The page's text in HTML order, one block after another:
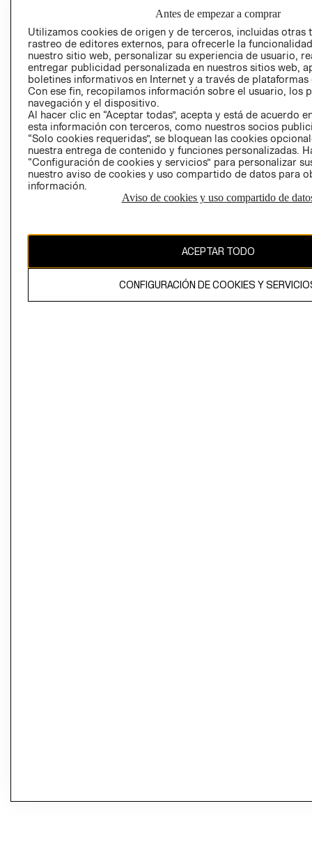
AVISO DE
PRIVACIDAD
GIFT CARD
El contenido de esta página web está protegido por copyright y es
propiedad de H&M Hennes & Mauritz AB
Antes de empezar a comprar
Utilizamos cookies de origen y de terceros, incluidas otras
rastreo de editores externos, para ofrecerle la
nuestro sitio web, personalizar su experiencia de usuario,
entregar publicidad personalizada en nuestros sitios web,
boletines informativos en Internet y a través de plataformas
Con ese fin, recopilamos información sobre el usuario, los
navegación y el dispositivo.
Al hacer clic en “Aceptar todas”, acepta y está de acuerdo
esta información con terceros, como nuestros socios
“Solo cookies requeridas”, se bloquean las cookies
nuestra entrega de contenido y funciones personalizadas.
“Configuración de cookies y servicios” para personalizar
nuestro aviso de cookies y uso compartido de datos para
información.
Aviso de cookies y uso compartido de
ACEPTAR TODO
CONFIGURACIÓN DE COOKIES Y